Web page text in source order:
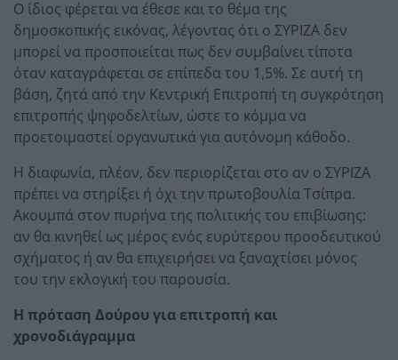
Ο ίδιος φέρεται να έθεσε και το θέμα της
δημοσκοπικής εικόνας, λέγοντας ότι ο ΣΥΡΙΖΑ δεν
μπορεί να προσποιείται πως δεν συμβαίνει τίποτα
όταν καταγράφεται σε επίπεδα του 1,5%. Σε αυτή τη
βάση, ζητά από την Κεντρική Επιτροπή τη συγκρότηση
επιτροπής ψηφοδελτίων, ώστε το κόμμα να
προετοιμαστεί οργανωτικά για αυτόνομη κάθοδο.
Η διαφωνία, πλέον, δεν περιορίζεται στο αν ο ΣΥΡΙΖΑ
πρέπει να στηρίξει ή όχι την πρωτοβουλία Τσίπρα.
Ακουμπά στον πυρήνα της πολιτικής του επιβίωσης:
αν θα κινηθεί ως μέρος ενός ευρύτερου προοδευτικού
σχήματος ή αν θα επιχειρήσει να ξαναχτίσει μόνος
του την εκλογική του παρουσία.
Η πρόταση Δούρου για επιτροπή και
χρονοδιάγραμμα